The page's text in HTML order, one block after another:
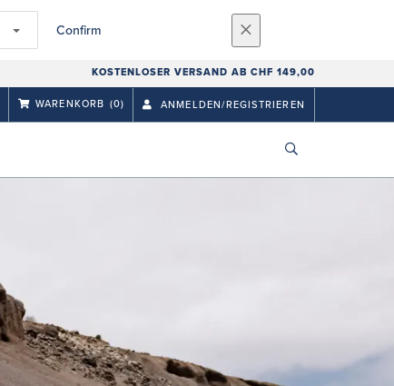
Confirm
KOSTENLOSER VERSAND AB CHF 149,00
WARENKORB (0) ANMELDEN/REGISTRIEREN